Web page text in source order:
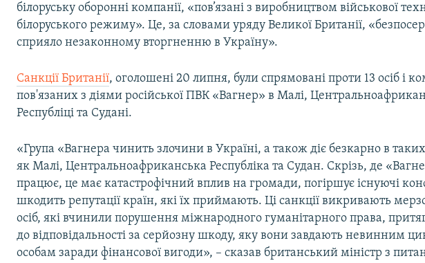
білоруську оборонні компанії, «пов’язані з виробництвом військової
білоруського режиму». Це, за словами уряду Великої Британії,
сприяло незаконному вторгненню в Україну».
Санкції Британії, оголошені 20 липня, були спрямовані проти 13 осіб і
пов'язаних з діями російської ПВК «Вагнер» в Малі,
Республіці та Судані.
«Група «Вагнера чинить злочини в Україні, а також діє безкарно в
як Малі, Центральноафриканська Республіка та Судан. Скрізь, де
працює, це має катастрофічний вплив на громади, погіршує існуючі
шкодить репутації країн, які їх приймають. Ці санкції викривають
осіб, які вчинили порушення міжнародного гуманітарного права,
до відповідальності за серйозну шкоду, яку вони завдають невинним
особам заради фінансової вигоди», – сказав британський міністр з